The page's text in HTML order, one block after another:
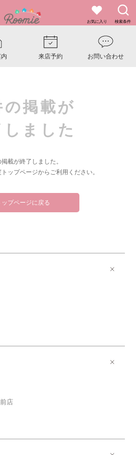
お気に入り 検索条件
来店予約 お問い合わせ
の掲載が
しました
載が終了しました。
ップページからご利用ください。
ップページに戻る
店